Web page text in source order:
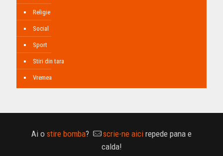
Religie
Social
Sport
Stiri din tara
Vremea
Ai o stire bomba? scrie-ne aici repede pana e
calda!